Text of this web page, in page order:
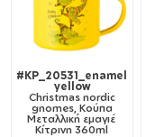
#KP_20531_enamel
yellow
Christmas nordic
gnomes, Κούπα
Μεταλλική εμαγιέ
Κίτρινη 360ml